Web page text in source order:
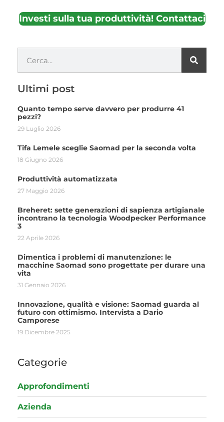
Investi sulla tua produttività! Contattaci
Ultimi post
Quanto tempo serve davvero per produrre 41
pezzi?
29 Luglio 2026
Tifa Lemele sceglie Saomad per la seconda volta
18 Giugno 2026
Produttività automatizzata
27 Maggio 2026
Breheret: sette generazioni di sapienza artigianale
incontrano la tecnologia Woodpecker Performance
3
22 Aprile 2026
Dimentica i problemi di manutenzione: le
macchine Saomad sono progettate per durare una
vita
31 Gennaio 2026
Innovazione, qualità e visione: Saomad guarda al
futuro con ottimismo. Intervista a Dario
Camporese
19 Dicembre 2025
Categorie
Approfondimenti
Azienda